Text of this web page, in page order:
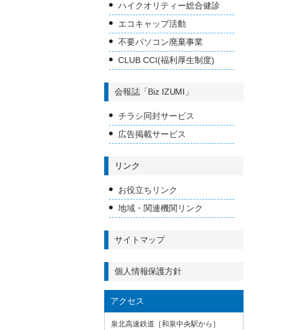
ハイクオリティー総合健診
エコキャップ活動
不要パソコン廃棄事業
CLUB CCI(福利厚生制度)
会報誌「Biz IZUMI」
チラシ同封サービス
広告掲載サービス
リンク
お役立ちリンク
地域・関連機関リンク
サイトマップ
個人情報保護方針
アクセス
泉北高速鉄道［和泉中央駅から］